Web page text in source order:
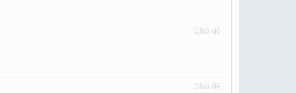
Chủ đề
Chủ đề